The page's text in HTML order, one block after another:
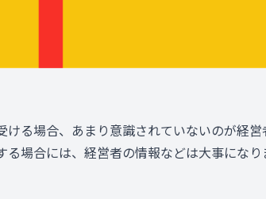
ける場合、あまり意識されていないのが経営
る場合には、経営者の情報などは大事になり